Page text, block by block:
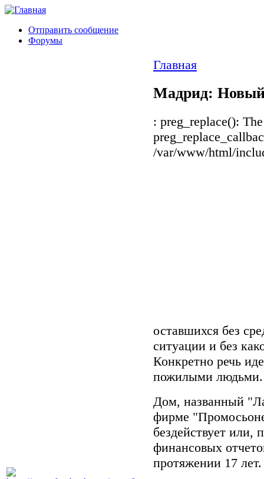
Отправить сообщение
Форумы
Главная
Мадрид: Новый
: preg_replace():
/var/www/html/
оставшихся без
ситуации и без
Конкретно речь
пожилыми людьми.
Дом, названный
фирме
бездействует или,
финансовых
протяжении 17 лет.